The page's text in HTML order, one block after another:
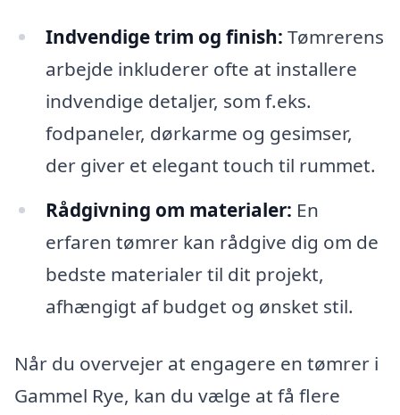
Indvendige trim og finish: Tømrerens
arbejde inkluderer ofte at installere
indvendige detaljer, som f.eks.
fodpaneler, dørkarme og gesimser,
der giver et elegant touch til rummet.
Rådgivning om materialer: En
erfaren tømrer kan rådgive dig om de
bedste materialer til dit projekt,
afhængigt af budget og ønsket stil.
Når du overvejer at engagere en tømrer i
Gammel Rye, kan du vælge at få flere